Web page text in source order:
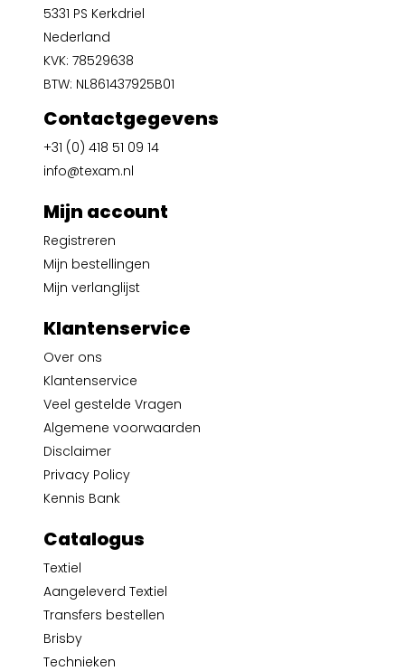
5331 PS Kerkdriel
Nederland
KVK: 78529638
BTW: NL861437925B01
Contactgegevens
+31 (0) 418 51 09 14
info@texam.nl
Mijn account
Registreren
Mijn bestellingen
Mijn verlanglijst
Klantenservice
Over ons
Klantenservice
Veel gestelde Vragen
Algemene voorwaarden
Disclaimer
Privacy Policy
Kennis Bank
Catalogus
Textiel
Aangeleverd Textiel
Transfers bestellen
Brisby
Technieken